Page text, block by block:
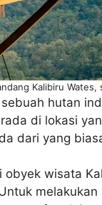
Kalibiru Wates,
hutan
di lokasi
dari yang
wisata